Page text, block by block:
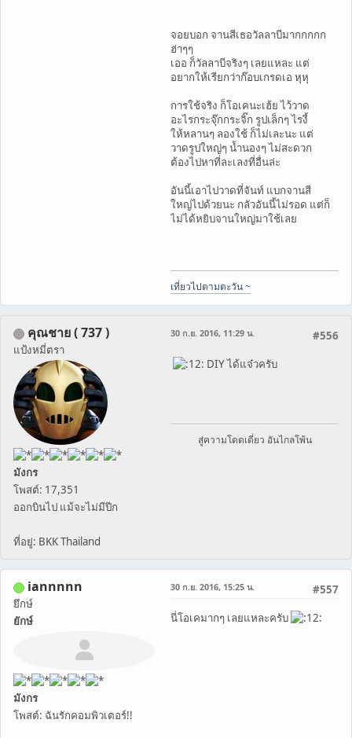
จอยบอก จานสีเธอวัลลาบีมากกกกก
ฮ่าๆๆ
เออ ก็วัลลาบีจริงๆ เลยแหละ แต่
อยากให้เรียกว่าก๊อบเกรดเอ หุหุ
การใช้จริง ก็โอเคนะเฮ้ย ไว้วาด
อะไรกระจุ๊กกระจิ๊ก รูปเล็กๆ ไรงี้
ให้หลานๆ ลองใช้ ก็ไม่เละนะ แต่
วาดรูปใหญ่ๆ น้ำนองๆ ไม่สะดวก
ต้องไปหาที่ละเลงที่อื่นล่ะ
อันนี้เอาไปวาดที่จันท์ แบกจานสี
ใหญ่ไปด้วยนะ กลัวอันนี้ไม่รอด แต่ก็
ไม่ได้หยิบจานใหญ่มาใช้เลย
เที่ยวไปตามตะวัน ~
คุณชาย ( 737 )
แป้งหมี่ตรา
มังกร
โพสต์: 17,351
ออกบินไป แม้จะไม่มีปีก
ที่อยู่: BKK Thailand
#556
30 ก.ย. 2016, 11:29 น.
DIY ได้แจ๋วครับ
สู่ความโดดเดี่ยว อันไกลโพ้น
iannnnn
ยึกษ์
ยักษ์
มังกร
โพสต์: ฉันรักคอมพิวเตอร์!!
#557
30 ก.ย. 2016, 15:25 น.
นี่โอเคมากๆ เลยแหละครับ